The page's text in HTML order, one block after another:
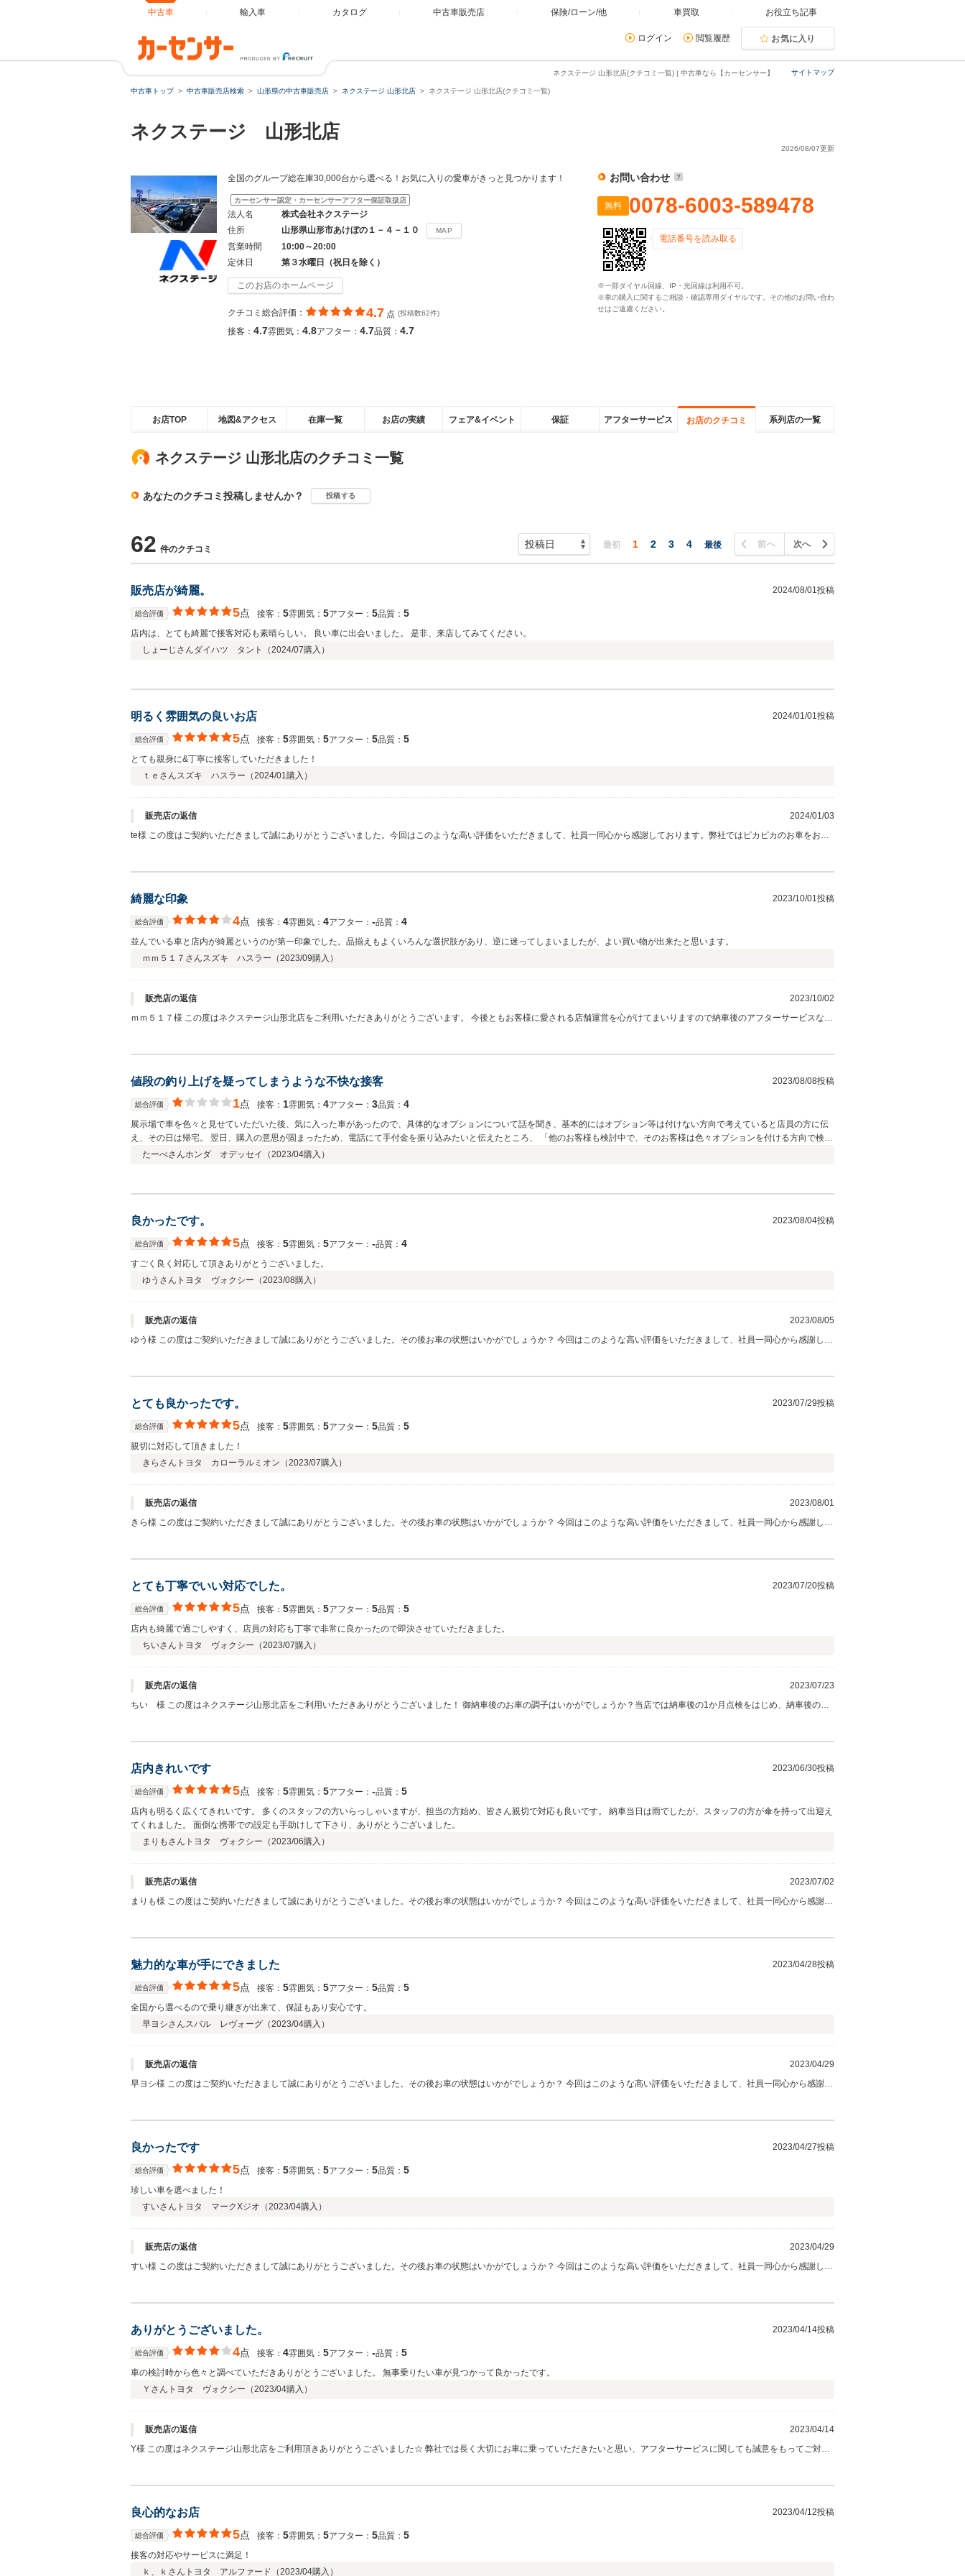
中古車 輸入車 カタログ 中古車販売店 保険/ローン/他 車買取 お役立ち記事
ログイン 閲覧履歴 お気に入り
サイトマップ
ネクステージ 山形北店(クチコミ一覧) | 中古車なら【カーセンサー】
中古車トップ 中古車販売店検索 山形県の中古車販売店 ネクステージ 山形北店 ネクステージ 山形北店(クチコミ一覧)
ネクステージ 山形北店
2026/08/07更新
全国のグループ総在庫30,000台から選べる！お気に入りの愛車がきっと見つかります！
カーセンサー認定・カーセンサーアフター保証取扱店
法人名
株式会社ネクステージ
住所
山形県山形市あけぼの１－４－１０ MAP
営業時間
10:00～20:00
定休日
第３水曜日（祝日を除く）
このお店のホームページ
クチコミ総合評価： 4.7 点 (投稿数62件)
接客： 4.7雰囲気： 4.8アフター： 4.7品質： 4.7
お問い合わせ
無料 0078-6003-589478
電話番号を読み取る
※一部ダイヤル回線、IP・光回線は利用不可。
※車の購入に関するご相談・確認専用ダイヤルです。その他のお問い合わ
せはご遠慮ください。
お店TOP 地図&アクセス 在庫一覧 お店の実績 フェア&イベント 保証 アフターサービス お店のクチコミ 系列店の一覧
ネクステージ 山形北店のクチコミ一覧
あなたのクチコミ投稿しませんか？ 投稿する
62 件のクチコミ 最初 1 2 3 4 最後 前へ 次へ
販売店が綺麗。 2024/08/01投稿
総合評価 5点 接客： 5雰囲気： 5アフター： 5品質： 5
店内は、とても綺麗で接客対応も素晴らしい。 良い車に出会いました。 是非、来店してみてください。
しょーじさんダイハツ タント（2024/07購入）
明るく雰囲気の良いお店 2024/01/01投稿
総合評価 5点 接客： 5雰囲気： 5アフター： 5品質： 5
とても親身に&丁寧に接客していただきました！
ｔｅさんスズキ ハスラー（2024/01購入）
販売店の返信
2024/01/03
te様 この度はご契約いただきまして誠にありがとうございました。今回はこのような高い評価をいただきまして、社員一同心から感謝しております。弊社ではピカピカのお車をお客
綺麗な印象 2023/10/01投稿
総合評価 4点 接客： 4雰囲気： 4アフター： ‐品質： 4
並んでいる車と店内が綺麗というのが第一印象でした。品揃えもよくいろんな選択肢があり、逆に迷ってしまいましたが、よい買い物が出来たと思います。
ｍｍ５１７さんスズキ ハスラー（2023/09購入）
販売店の返信
2023/10/02
ｍｍ５１７様 この度はネクステージ山形北店をご利用いただきありがとうございます。 今後ともお客様に愛される店舗運営を心がけてまいりますので納車後のアフターサービスなど
値段の釣り上げを疑ってしまうような不快な接客 2023/08/08投稿
総合評価 1点 接客： 1雰囲気： 4アフター： 3品質： 4
展示場で車を色々と見せていただいた後、気に入った車があったので、具体的なオプションについて話を聞き、基本的にはオプション等は付けない方向で考えていると店員の方に伝
え、その日は帰宅。 翌日、購入の意思が固まったため、電話にて手付金を振り込みたいと伝えたところ、 「他のお客様も検討中で、そのお客様は色々オプションを付ける方向で検討
していただいているので、もし、同様のオプションを付けてくださるのであれば、先に声をかけてくれた〇〇様（私）にお売りします」とのこと。 それに対して私は「では諦めるの
のある返し。 その後、すぐ折り返しがあり「会社に確認したところ◯◯様にお売りできることになりました」と言われました。 こういったことをされると、架空の検討者を引き合い
込むための手続きをするはずですから。 実際に検討者がいたかどうかの確認はできませんが、どちらにせよ不快な思いをしました。 店の雰囲気や、展示場で車を見せていただいた時
たーべさんホンダ オデッセイ（2023/04購入）
良かったです。 2023/08/04投稿
総合評価 5点 接客： 5雰囲気： 5アフター： ‐品質： 4
すごく良く対応して頂きありがとうございました。
ゆうさん トヨタ ヴォクシー（2023/08購入）
販売店の返信
2023/08/05
ゆう様 この度はご契約いただきまして誠にありがとうございました。その後お車の状態はいかがでしょうか？ 今回はこのような高い評価をいただきまして、社員一同心から感謝して
とても良かったです。 2023/07/29投稿
総合評価 5点 接客： 5雰囲気： 5アフター： 5品質： 5
親切に対応して頂きました！
きらさん トヨタ カローラルミオン（2023/07購入）
販売店の返信
2023/08/01
きら様 この度はご契約いただきまして誠にありがとうございました。その後お車の状態はいかがでしょうか？ 今回はこのような高い評価をいただきまして、社員一同心から感謝して
とても丁寧でいい対応でした。 2023/07/20投稿
総合評価 5点 接客： 5雰囲気： 5アフター： 5品質： 5
店内も綺麗で過ごしやすく、店員の対応も丁寧で非常に良かったので即決させていただきました。
ちいさん トヨタ ヴォクシー（2023/07購入）
販売店の返信
2023/07/23
ちい 様 この度はネクステージ山形北店をご利用いただきありがとうございました！ 御納車後のお車の調子はいかがでしょうか？当店では納車後の1か月点検をはじめ、納車後のサ
店内きれいです 2023/06/30投稿
総合評価 5点 接客： 5雰囲気： 5アフター： ‐品質： 5
店内も明るく広くてきれいです。 多くのスタッフの方いらっしゃいますが、担当の方始め、皆さん親切で対応も良いです。 納車当日は雨でしたが、スタッフの方が傘を持って出迎え
てくれました。 面倒な携帯での設定も手助けして下さり、ありがとうございました。
まりもさん トヨタ ヴォクシー（2023/06購入）
販売店の返信
2023/07/02
まりも様 この度はご契約いただきまして誠にありがとうございました。その後お車の状態はいかがでしょうか？ 今回はこのような高い評価をいただきまして、社員一同心から感謝し
魅力的な車が手にできました 2023/04/28投稿
総合評価 5点 接客： 5雰囲気： 5アフター： 5品質： 5
全国から選べるので乗り継ぎが出来て、保証もあり安心です。
早ヨシさんスバル レヴォーグ（2023/04購入）
販売店の返信
2023/04/29
早ヨシ様 この度はご契約いただきまして誠にありがとうございました。その後お車の状態はいかがでしょうか？ 今回はこのような高い評価をいただきまして、社員一同心から感謝し
良かったです 2023/04/27投稿
総合評価 5点 接客： 5雰囲気： 5アフター： 5品質： 5
珍しい車を選べました！
すいさん トヨタ マークXジオ（2023/04購入）
販売店の返信
2023/04/29
すい様 この度はご契約いただきまして誠にありがとうございました。その後お車の状態はいかがでしょうか？ 今回はこのような高い評価をいただきまして、社員一同心から感謝して
ありがとうございました。 2023/04/14投稿
総合評価 4点 接客： 4雰囲気： 5アフター： ‐品質： 5
車の検討時から色々と調べていただきありがとうございました。 無事乗りたい車が見つかって良かったです。
Ｙさん トヨタ ヴォクシー（2023/04購入）
販売店の返信
2023/04/14
Y様 この度はネクステージ山形北店をご利用頂きありがとうございました☆ 弊社では長く大切にお車に乗っていただきたいと思い、アフターサービスに関しても誠意をもってご対応
良心的なお店 2023/04/12投稿
総合評価 5点 接客： 5雰囲気： 5アフター： 5品質： 5
接客の対応やサービスに満足！
ｋ、ｋさん トヨタ アルファード（2023/04購入）